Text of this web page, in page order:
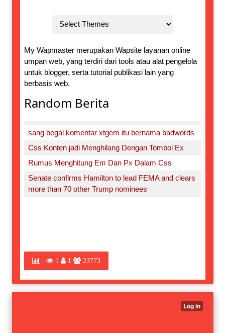
My Wapmaster merupakan Wapsite layanan online
umpan web, yang terdiri dari tools atau alat pengelola
untuk blogger, serta tutorial publikasi lain yang
berbasis web.
Random Berita
sang begal komentar xtgem itu bernama badwords
Css Konten jadi Menghilang Dengan Tombol Ex
Rumus Menghitung Em Dan Px Dalam Css
Senate confirms Hamilton to lead FEMA and clears
more than 70 other Trump nominees
: 1 1 23773